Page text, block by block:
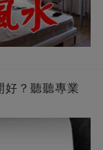
好？聽聽專業